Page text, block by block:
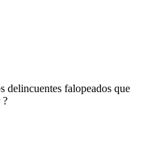
delincuentes falopeados que
?